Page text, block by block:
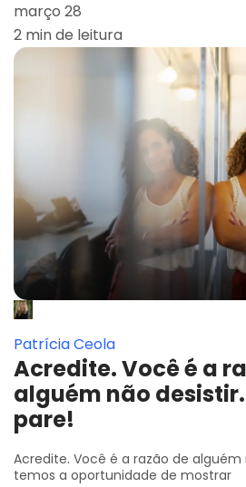
março 28
2 min de leitura
Patrícia Ceola
Acredite. Você é a
alguém não
pare!
Acredite. Você é a razão de alguém
temos a oportunidade de mostrar